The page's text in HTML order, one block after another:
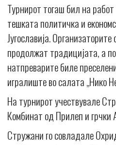
Турнирот тогаш бил на
тешката политичка и
Југославија.
продолжат традицијата, а
натпреварите биле
игралиште во салата „Нико
На турнирот учествувале
Комбинат од Прилеп и грчки
Стружани го совладале